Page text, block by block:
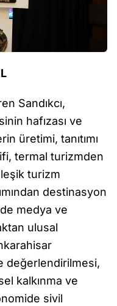
Sandıkcı,
hafızası ve
üretimi, tanıtımı
termal turizmden
turizm
destinasyon
medya ve
ulusal
değerlendirilmesi,
kalkınma ve
sivil